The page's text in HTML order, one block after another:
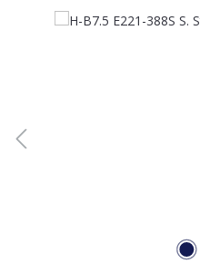
Afbeeldingengalerij overslaan